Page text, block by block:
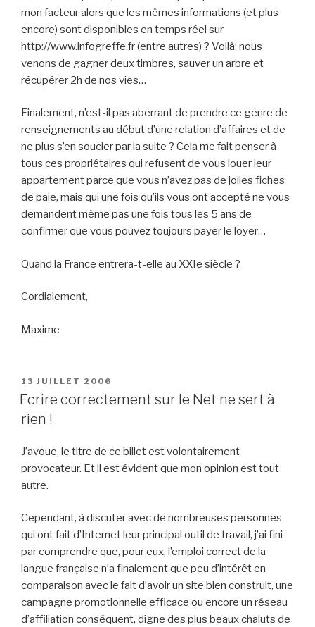
mon facteur alors que les mêmes informations (et plus
encore) sont disponibles en temps réel sur
http://www.infogreffe.fr (entre autres) ? Voilà: nous
venons de gagner deux timbres, sauver un arbre et
récupérer 2h de nos vies…
Finalement, n’est-il pas aberrant de prendre ce genre de
renseignements au début d’une relation d’affaires et de
ne plus s’en soucier par la suite ? Cela me fait penser à
tous ces propriétaires qui refusent de vous louer leur
appartement parce que vous n’avez pas de jolies fiches
de paie, mais qui une fois qu’ils vous ont accepté ne vous
demandent même pas une fois tous les 5 ans de
confirmer que vous pouvez toujours payer le loyer…
Quand la France entrera-t-elle au XXIe siècle ?
Cordialement,
Maxime
PUBLIÉ
LE
13 JUILLET 2006
Ecrire correctement sur le Net ne sert à
rien !
J’avoue, le titre de ce billet est volontairement
provocateur. Et il est évident que mon opinion est tout
autre.
Cependant, à discuter avec de nombreuses personnes
qui ont fait d’Internet leur principal outil de travail, j’ai fini
par comprendre que, pour eux, l’emploi correct de la
langue française n’a finalement que peu d’intérêt en
comparaison avec le fait d’avoir un site bien construit, une
campagne promotionnelle efficace ou encore un réseau
d’affiliation conséquent, digne des plus beaux chaluts de